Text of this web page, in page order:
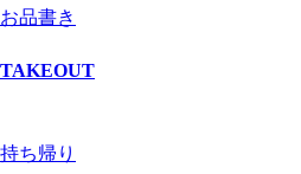
お品書き
TAKEOUT
持ち帰り